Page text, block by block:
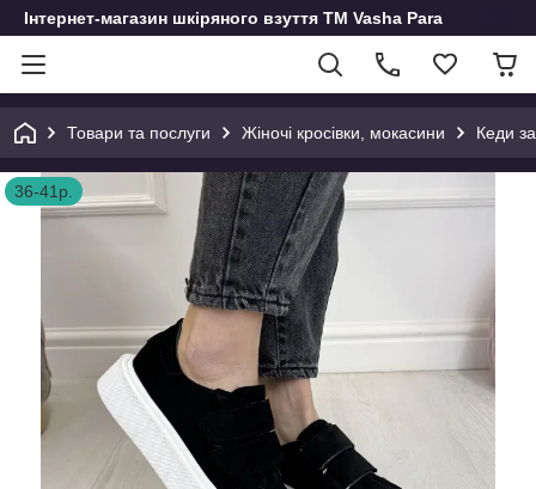
Інтернет-магазин шкіряного взуття ТМ Vasha Para
Товари та послуги Жіночі кросівки, мокасини Кеди
36-41р.